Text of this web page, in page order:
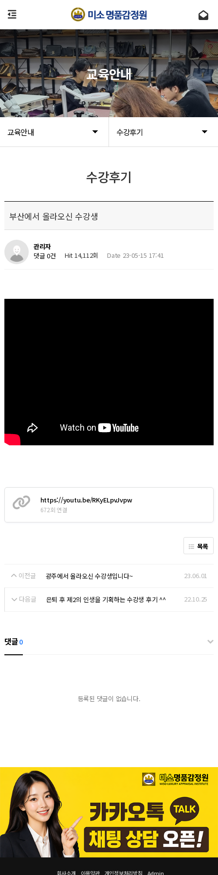
교육안내 수강후기
교육안내
수강후기
부산에서 올라오신 수강생
관리자
댓글 0건
Hit 14,112회 Date 23-05-15 17:41
https://youtu.be/RKyELpvJvpw
672회 연결
목록
이전글 광주에서 올라오신 수강생입니다~ 23.06.01
다음글 은퇴 후 제2의 인생을 기획하는 수강생 후기 ^^ 22.10.25
댓글0
등록된 댓글이 없습니다.
회사소개 이용약관 개인정보처리방침 Admin